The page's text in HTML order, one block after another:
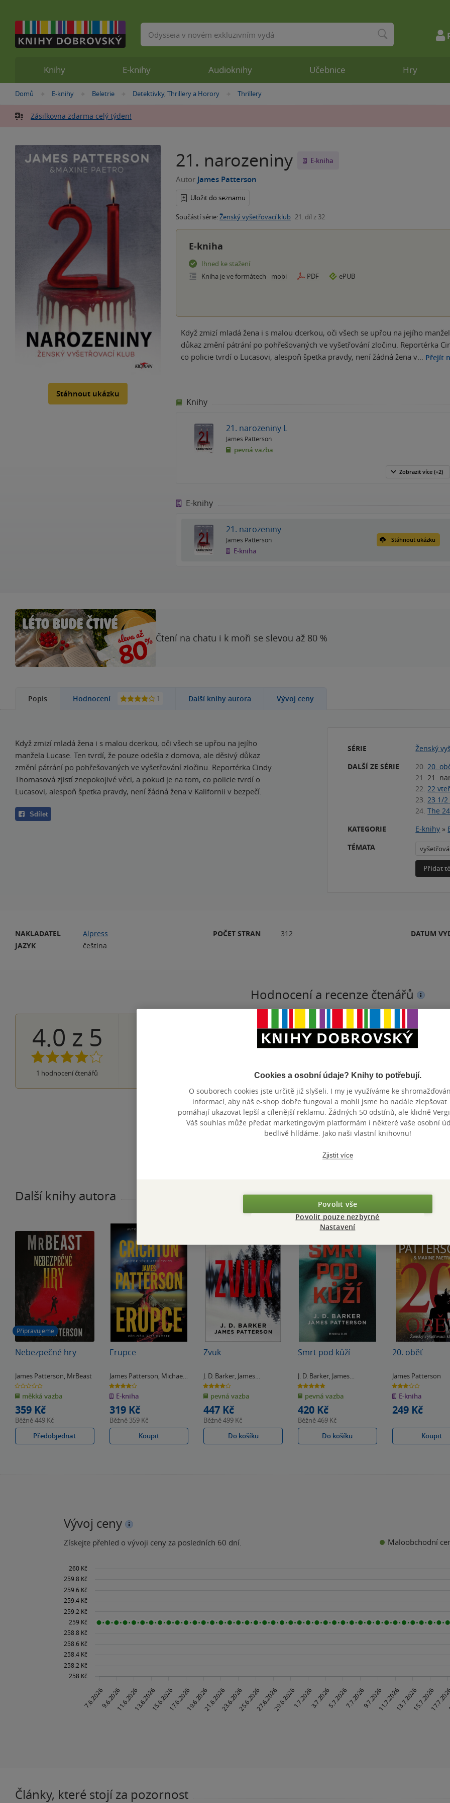
Nacházíte
zde:
Domů »
E-knihy »
Beletrie »
Detektivky, Thrillery a Horory »
Thrillery
Zásilkovna zdarma celý týden!
Stáhnout ukázku
21. narozeniny E-kniha
Autor James Patterson
Uložit do seznamu
Součástí série:Ženský vyšetřovací klub 21. díl z 32
E-kniha
Ihned ke stažení
Kniha je ve formátech
mobi PDF ePUB
Když zmizí mladá žena i s malou dcerkou, oči všech se upřou na jejího
důkaz změní pátrání po pohřešovaných ve vyšetřování zločinu. Reportérka
co policie tvrdí o Lucasovi, alespoň špetka pravdy, není žádná žena v… Přejít
Knihy
21. narozeniny L
James Patterson
pevná vazba
Zobrazit více (+2)
E-knihy
21. narozeniny
James Patterson
E-kniha
Stáhnout ukázku
Čtení na chatu i k moři se slevou až 80 %
Popis Hodnocení 1 Další knihy autora Vývoj ceny
Když zmizí mladá žena i s malou dcerkou, oči všech se upřou na jejího
manžela Lucase. Ten tvrdí, že pouze odešla z domova, ale děsivý důkaz
změní pátrání po pohřešovaných ve vyšetřování zločinu. Reportérka Cindy
Thomasová zjistí znepokojivé věci, a pokud je na tom, co policie tvrdí o
Lucasovi, alespoň špetka pravdy, není žádná žena v Kalifornii v bezpečí.
Sdílet
SÉRIE Ženský
DALŠÍ ZE SÉRIE
20. 20.
21. 21.
22. 22
23. 23 1/2
24. The
KATEGORIE
E-knihy »
TÉMATA
Přidat
NAKLADATEL
Alpress
JAZYK
čeština
POČET STRAN 312 DATUM
Hodnocení a recenze čtenářů
4.0 z 5
1 hodnocení čtenářů
PŘIDEJTE SVÉ HODNOCENÍ PRODUKTU
Přidat hodnocení
Další knihy autora
Připravujeme
Nebezpečné hry
James Patterson, MrBeast
0.0
z
5
hvězdiček
měkká vazba
359 Kč
Běžně449 Kč
Předobjednat
Erupce
James Patterson, Michael
Crichton
4.2
z
5
hvězdiček
E-kniha
319 Kč
Běžně 359 Kč
Koupit
Zvuk
J. D. Barker, James
Patterson
4.0
z
5
hvězdiček
pevná vazba
447 Kč
Běžně499 Kč
Do košíku
Smrt pod kůží
J. D. Barker, James
Patterson
4.8
z
5
hvězdiček
pevná vazba
420 Kč
Běžně469 Kč
Do košíku
20. oběť
James Patterson
3.0
z
5
hvězdiček
E-kniha
249 Kč
Koupit
Vývoj ceny
Získejte přehled o vývoji ceny za posledních 60 dní. Maloobchodní
Články, které stojí za pozornost
Knihy E-knihy Audioknihy Učebnice Hry
Vyhledávání
Cookies a osobní údaje? Knihy to potřebují.
O souborech cookies jste určitě již slyšeli. I my je využíváme ke
informací, aby náš e-shop dobře fungoval a mohli jsme ho nadále zlepšovat.
pomáhají ukazovat lepší a cílenější reklamu. Žádných 50 odstínů, ale klidně
Váš souhlas může předat marketingovým platformám i některé vaše osobní
bedlivě hlídáme. Jako naši vlastní knihovnu!
Zjistit více
Povolit vše
Povolit pouze nezbytné
Nastavení